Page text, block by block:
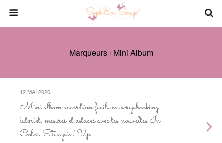
Marqueurs › Mini Album
12 MAI 2026
Mini album accordéon facile en scrapbooking :
tutoriel, mesures et astuces avec les nouvelles In
Color Stampin’ Up